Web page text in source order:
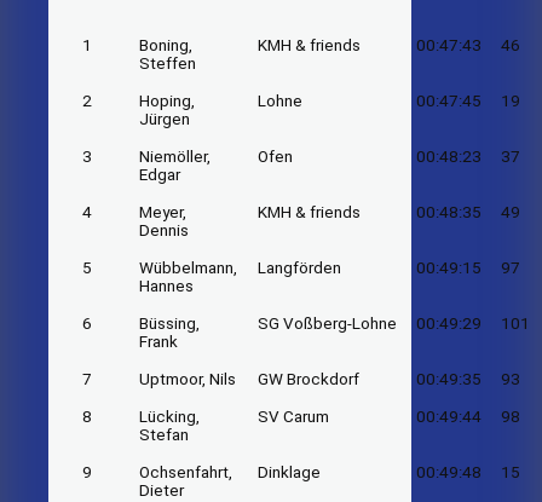
1
Boning,
Steffen
KMH & friends 00:47:43 46
2
Hoping,
Jürgen
Lohne 00:47:45 19
3
Niemöller,
Edgar
Ofen 00:48:23 37
4
Meyer,
Dennis
KMH & friends 00:48:35 49
5
Wübbelmann,
Hannes
Langförden 00:49:15 97
6
Büssing,
Frank
SG Voßberg-Lohne 00:49:29 101
7 Uptmoor, Nils GW Brockdorf 00:49:35 93
8
Lücking,
Stefan
SV Carum 00:49:44 98
9
Ochsenfahrt,
Dieter
Dinklage 00:49:48 15